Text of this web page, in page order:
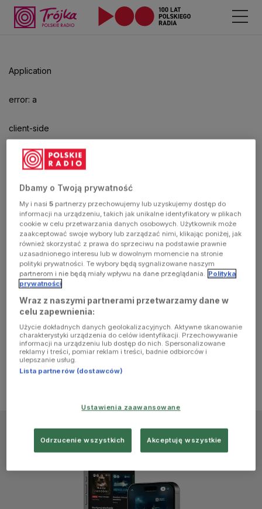
Application
error: a
client-side
exception
has
occurred
(see the
browser
console for
more
information)
aby
odtwarzać.
Dbamy o Twoją prywatność
My i nasi5 partnerzy przechowujemy lub uzyskujemy dostęp do
informacji na urządzeniu, takich jak unikalne identyfikatory w plikach
cookie w celu przetwarzania danych osobowych. Użytkownik może
zaakceptować swoje wybory lub zarządzać nimi, klikając poniżej, jak
również skorzystać z prawa do sprzeciwu na podstawie prawnie
uzasadnionego interesu lub w dowolnym momencie na stronie
polityki prywatności. Te wybory będą sygnalizowane naszym
partnerom i nie będą miały wpływu na dane przeglądania. Polityka
prywatności
Wraz z naszymi partnerami przetwarzamy dane w
celu zapewnienia:
Użycie dokładnych danych geolokalizacyjnych. Aktywne skanowanie
charakterystyki urządzenia do celów identyfikacji. Przechowywanie
informacji na urządzeniu lub dostęp do nich. Spersonalizowane
reklamy i treści, pomiar reklam i treści, badnie odbiorców i
ulepszanie usług.
Lista partnerów (dostawców)
Ustawienia zaawansowane
Odrzucenie wszystkich Akceptuję wszystkie